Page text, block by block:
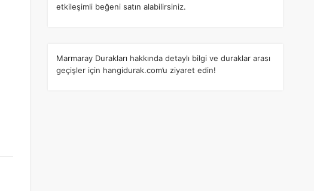
etkileşimli beğeni satın alabilirsiniz.
Marmaray Durakları hakkında detaylı bilgi ve duraklar arası
geçişler için hangidurak.com’u ziyaret edin!